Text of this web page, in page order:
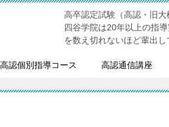
高卒認定試験（高認・旧大
四谷学院は20年以上の指
を数え切れないほど輩出
高認個別指導コース 高認通信講座